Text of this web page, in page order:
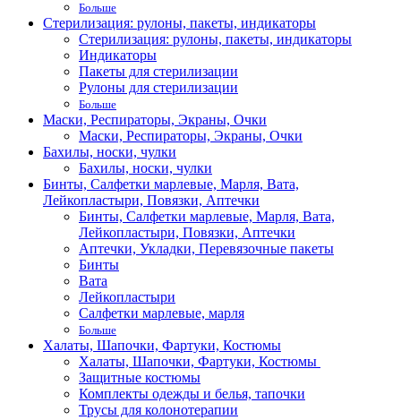
Больше
Стерилизация: рулоны, пакеты, индикаторы
Стерилизация: рулоны, пакеты, индикаторы
Индикаторы
Пакеты для стерилизации
Рулоны для стерилизации
Больше
Маски, Респираторы, Экраны, Очки
Маски, Респираторы, Экраны, Очки
Бахилы, носки, чулки
Бахилы, носки, чулки
Бинты, Салфетки марлевые, Марля, Вата,
Лейкопластыри, Повязки, Аптечки
Бинты, Салфетки марлевые, Марля, Вата,
Лейкопластыри, Повязки, Аптечки
Аптечки, Укладки, Перевязочные пакеты
Бинты
Вата
Лейкопластыри
Салфетки марлевые, марля
Больше
Халаты, Шапочки, Фартуки, Костюмы
Халаты, Шапочки, Фартуки, Костюмы
Защитные костюмы
Комплекты одежды и белья, тапочки
Трусы для колонотерапии